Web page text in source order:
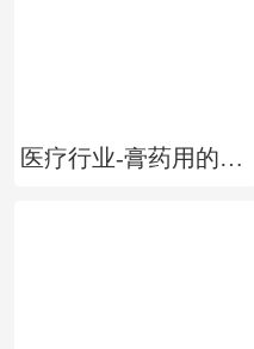
医疗行业-膏药用的PET离型膜